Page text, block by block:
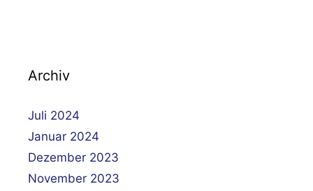
Archiv
Juli 2024
Januar 2024
Dezember 2023
November 2023